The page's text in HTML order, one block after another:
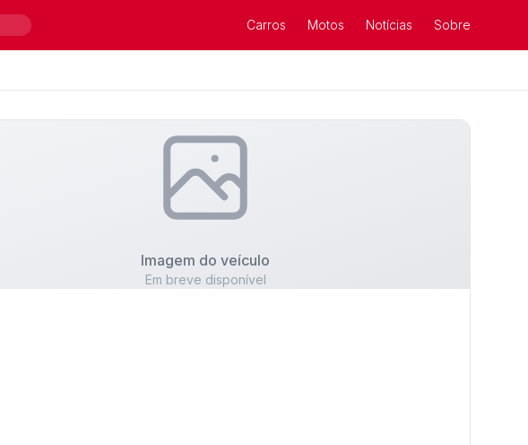
Carros Motos Notícias Sobre
Imagem do veículo
Em breve disponível